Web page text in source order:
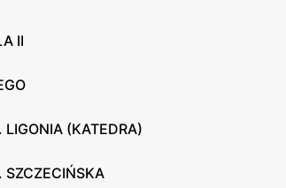
II
(KATEDRA)